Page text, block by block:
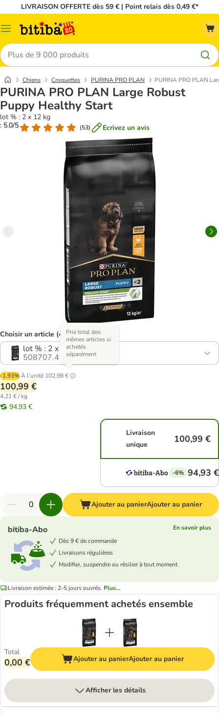
LIVRAISON OFFERTE dès 59 € | Point relais dès 0,49 €*
Menu
Rechercher
Chiens Croquettes PURINA PRO PLAN PURINA PRO PLAN
PURINA PRO PLAN Large Robust
Puppy Healthy Start
lot % : 2 x 12 kg
: 5.0/5
(53) Ecrivez un avis
Choisir un article (4 variantes)
lot % : 2 x 12 kg
508707.4
-1.93%À l'unité 102,98 €
Prix total des
mêmes articles si
achetés
séparément
100,99 €
4,21 € / kg
94,93 €
Livraison
unique
100,99 €
-6% 94,93 €
Ajouter au panierAjouter au panier
bitiba-Abo
En savoir plus
Dès 9 € de commande
Livraisons régulières
Modifier, suspendre ou résilier à tout moment
Livraison estimée : 2-5 jours ouvrés. Plus...
Produits fréquemment achetés ensemble
Total
0,00 € Ajouter au panierAjouter au panier
Afficher les détails